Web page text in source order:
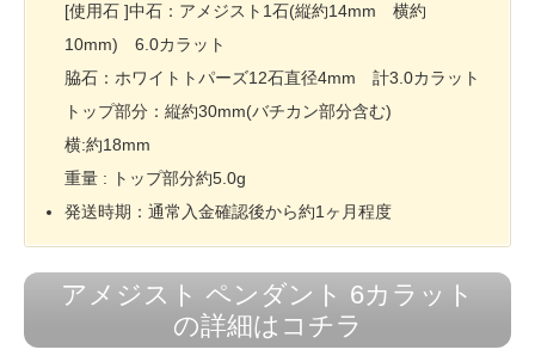
[使用石 ]中石：アメジスト1石(縦約14mm 横約
10mm) 6.0カラット
脇石：ホワイトトパーズ12石直径4mm 計3.0カラット
トップ部分：縦約30mm(バチカン部分含む)
横:約18mm
重量 : トップ部分約5.0g
発送時期：通常入金確認後から約1ヶ月程度
アメジスト ペンダント 6カラット
の詳細はコチラ